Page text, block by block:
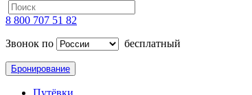
8 800 707 51 82
Звонок по
бесплатный
Бронирование
Путёвки